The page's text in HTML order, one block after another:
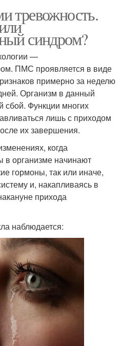
тревожность.
синдром?
—
ПМС проявляется в виде
примерно за неделю
Организм в данный
сбой. Функции многих
лишь с приходом
их завершения.
когда
в организме начинают
гормоны, так или иначе,
и, накапливаясь в
прихода
наблюдается: